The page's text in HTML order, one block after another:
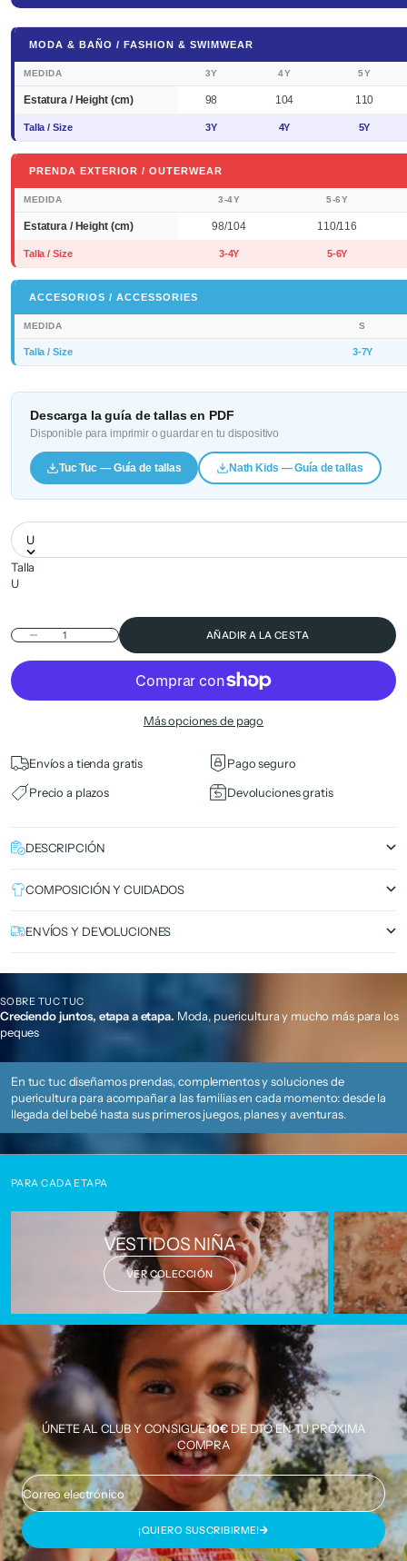
MODA & BAÑO / FASHION & SWIMWEAR
MEDIDA 3Y 4Y 5Y
Estatura / Height (cm) 98 104 110
Talla / Size 3Y 4Y 5Y
PRENDA EXTERIOR / OUTERWEAR
MEDIDA 3-4Y 5-6Y
Estatura / Height (cm) 98/104 110/116
Talla / Size 3-4Y 5-6Y
ACCESORIOS / ACCESSORIES
MEDIDA S
Talla / Size 3-7Y
Descarga la guía de tallas en PDF
Disponible para imprimir o guardar en tu dispositivo
Tuc Tuc — Guía de tallas Nath Kids — Guía de tallas
U
Talla
U
Reducir cantidad AÑADIR A LA CESTA
Más opciones de pago
Envíos a tienda gratis
Pago seguro
Precio a plazos
Devoluciones gratis
DESCRIPCIÓN
COMPOSICIÓN Y CUIDADOS
ENVÍOS Y DEVOLUCIONES
SOBRE TUC TUC
Creciendo juntos, etapa a etapa. Moda, puericultura y mucho más para los
peques
En tuc tuc diseñamos prendas, complementos y soluciones de
puericultura para acompañar a las familias en cada momento: desde la
llegada del bebé hasta sus primeros juegos, planes y aventuras.
PARA CADA ETAPA
VESTIDOS NIÑA
VER COLECCIÓN
ÚNETE AL CLUB Y CONSIGUE10€DE DTO EN TU PRÓXIMA
COMPRA
Correo electrónico
¡QUIERO SUSCRIBIRME!